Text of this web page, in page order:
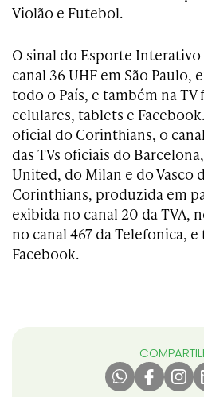
Violão e Futebol.
O sinal do Esporte
canal 36 UHF em São Paulo,
todo o País, e também na
celulares, tablets e
oficial do Corinthians, o
das TVs oficiais do
United, do Milan e do Vasco
Corinthians, produzida em
exibida no canal 20 da TVA,
no canal 467 da Telefonica,
Facebook.